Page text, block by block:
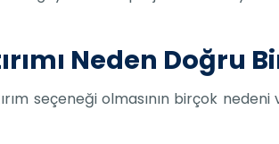
Neden Doğru
seçeneği olmasının birçok